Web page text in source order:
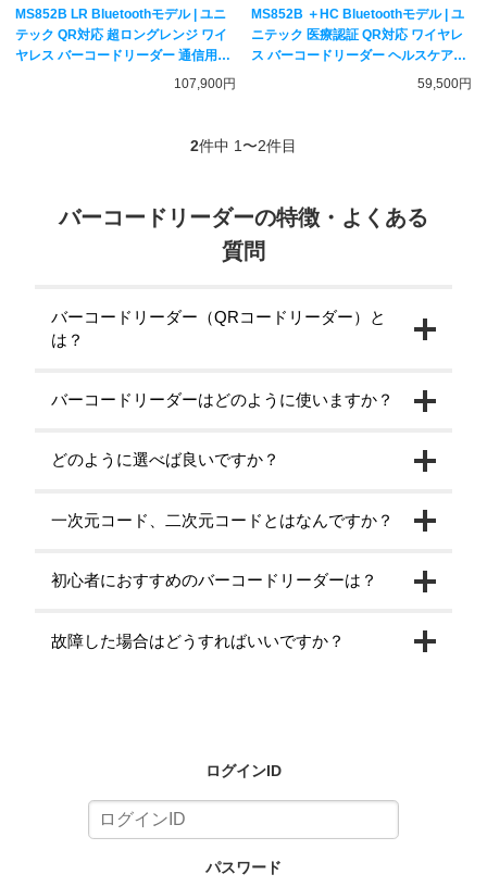
MS852B LR Bluetoothモデル | ユニ
テック QR対応 超ロングレンジ ワイ
ヤレス バーコードリーダー 通信用充
電台付き | USB接続クレードル
107,900円
MS852B ＋HC Bluetoothモデル | ユ
ニテック 医療認証 QR対応 ワイヤレ
ス バーコードリーダー ヘルスケアモ
デル 通信用充電台付き | USB接続ク
ナー unitech
59,500円
2件中 1〜2件目
バーコードリーダーの特徴・よくある
質問
バーコードリーダー（QRコードリーダー）と
は？
バーコードリーダーはどのように使いますか？
どのように選べば良いですか？
一次元コード、二次元コードとはなんですか？
初心者におすすめのバーコードリーダーは？
故障した場合はどうすればいいですか？
ログインID
パスワード